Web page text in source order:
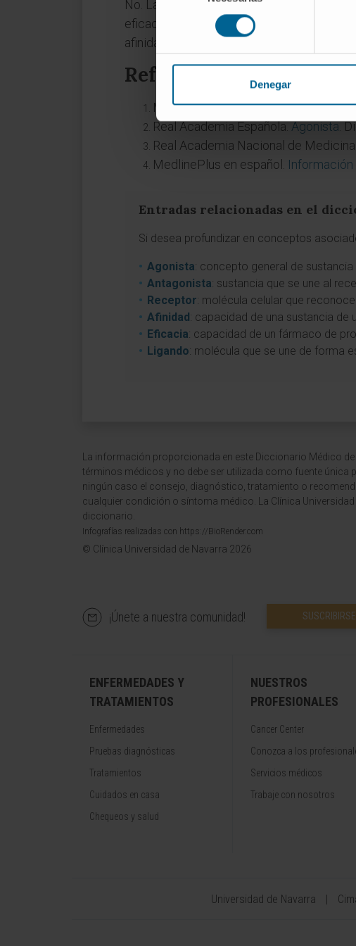
consentimiento
Denegar
No. La potencia se refiere a la cantidad
eficacia parcial se refiere al techo de la
afinidad (alta potencia) y, sin embargo, no
Referencias
Manual MSD, versión para
Real Academia Española.Agonista.
Real Academia Nacional de Medicina
MedlinePlus en español.
Entradas relacionadas en el
Si desea profundizar en conceptos
Agonista: concepto general de
Antagonista: sustancia que se une al
Receptor: molécula celular que
Afinidad: capacidad de una sustancia de
Eficacia: capacidad de un fármaco de
Ligando: molécula que se une de forma
La información proporcionada en este Diccionario Médico
términos médicos y no debe ser utilizada como fuente
ningún caso el consejo, diagnóstico, tratamiento o
cualquier condición o síntoma médico. La Clínica
diccionario.
Infografías realizadas con https://BioRender.com
© Clínica Universidad de Navarra 2026
¡Únete a nuestra comunidad! SUSCRIBIRSE
ENFERMEDADES Y
TRATAMIENTOS
Enfermedades
Pruebas diagnósticas
Tratamientos
Cuidados en casa
Chequeos y salud
NUESTROS
PROFESIONALES
Cancer Center
Conozca a los
Servicios médicos
Trabaje con nosotros
Universidad de Navarra